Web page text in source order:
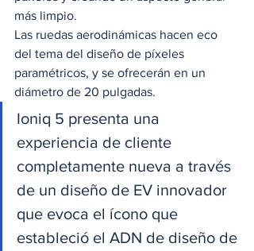
más limpio.
Las ruedas aerodinámicas hacen eco
del tema del diseño de píxeles
paramétricos, y se ofrecerán en un
diámetro de 20 pulgadas.
Ioniq 5 presenta una
experiencia de cliente
completamente nueva a través
de un diseño de EV innovador
que evoca el ícono que
estableció el ADN de diseño de